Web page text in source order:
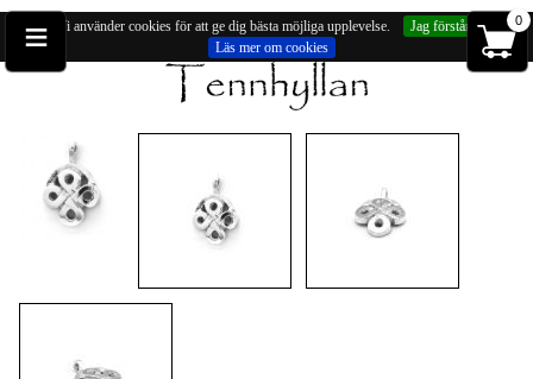
Vi använder cookies för att ge dig bästa möjliga upplevelse.
Jag förstår
Läs mer om cookies
≡ 0
» Keltiskt hängsmycke (försilvrad)